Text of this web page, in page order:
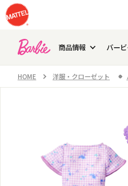
商品情報 バー
HOME 洋服・クローゼット